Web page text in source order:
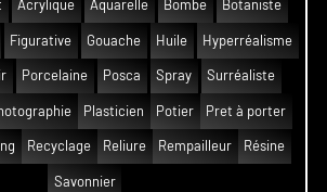
Acrylique Aquarelle Bombe Botaniste
Figurative Gouache Huile Hyperréalisme
Porcelaine Posca Spray Surréaliste
Plasticien Potier Pret à porter
Recyclage Reliure Rempailleur Résine
Savonnier